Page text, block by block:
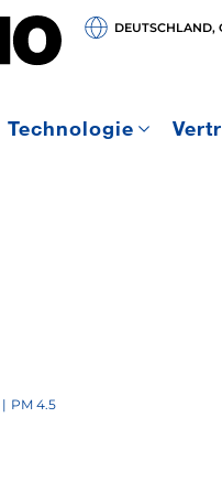
DEUTSCHLAND,
Technologie
PM 4.5